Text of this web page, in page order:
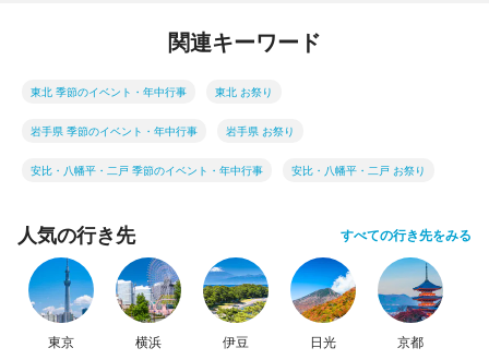
関連キーワード
東北 季節のイベント・年中行事 東北 お祭り
岩手県 季節のイベント・年中行事 岩手県 お祭り
安比・八幡平・二戸 季節のイベント・年中行事 安比・八幡平・二戸 お祭り
人気の行き先 すべての行き先をみる
東京 横浜 伊豆 日光 京都